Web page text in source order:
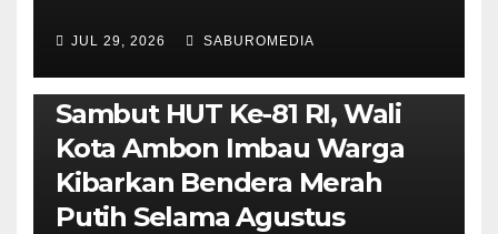
JUL 29, 2026 SABUROMEDIA
AMBON METRO POLITIK & PEMERINTAHAN
Sambut HUT Ke-81 RI, Wali
Kota Ambon Imbau Warga
Kibarkan Bendera Merah
Putih Selama Agustus